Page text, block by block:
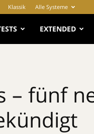
Klassik Alle Systeme
EXTENDED
– fünf